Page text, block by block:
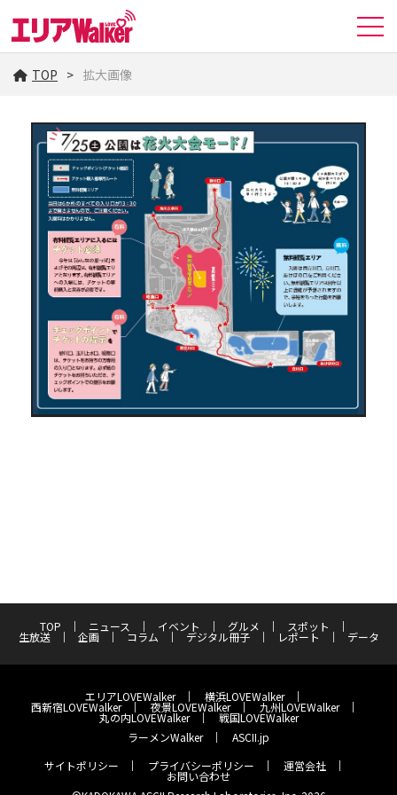
TOP 拡大画像
TOP ニュース イベント グルメ スポット
生放送 企画 コラム デジタル冊子 レポート データ
エリアLOVEWalker 横浜LOVEWalker
西新宿LOVEWalker 夜景LOVEWalker 九州LOVEWalker
丸の内LOVEWalker
戦国LOVEWalker
ラーメンWalker
ASCII.jp
サイトポリシー
プライバシーポリシー 運営会社
お問い合わせ